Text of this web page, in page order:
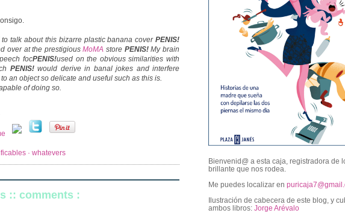
to talk about this bizarre plastic banana cover PENIS!
over at the prestigiousMoMAstore PENIS!My brain
focPENIS!used on the obvious similarities with
PENIS! would derive in banal jokes and interfere
an object so delicate and useful such as this is.
of doing so.
· whatevers
:: comments :
Bienvenid@ a esta caja, registradora de
brillante que nos rodea.
Me puedes localizar en
Ilustración de cabecera de este blog, y
ambos libros: Jorge Arévalo